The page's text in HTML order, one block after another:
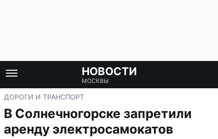
НОВОСТИ
МОСКВЫ
ДОРОГИ И ТРАНСПОРТ
В Солнечногорске запретили
аренду электросамокатов